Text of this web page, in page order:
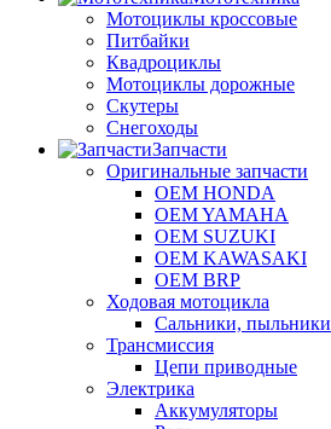
Мотоциклы кроссовые
Питбайки
Квадроциклы
Мотоциклы дорожные
Скутеры
Снегоходы
Запчасти
Оригинальные запчасти
OEM HONDA
OEM YAMAHA
OEM SUZUKI
OEM KAWASAKI
OEM BRP
Ходовая мотоцикла
Сальники, пыльники
Трансмиссия
Цепи приводные
Электрика
Аккумуляторы